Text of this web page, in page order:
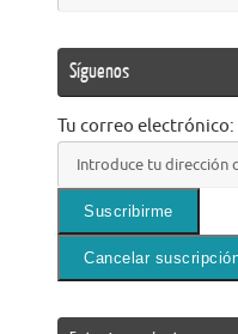
Síguenos
Tu correo electrónico: